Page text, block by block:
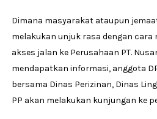
Dimana masyarakat ataupun
melakukan unjuk rasa dengan
akses jalan ke Perusahaan PT.
mendapatkan informasi, anggota
bersama Dinas Perizinan, Dinas
PP akan melakukan kunjungan ke